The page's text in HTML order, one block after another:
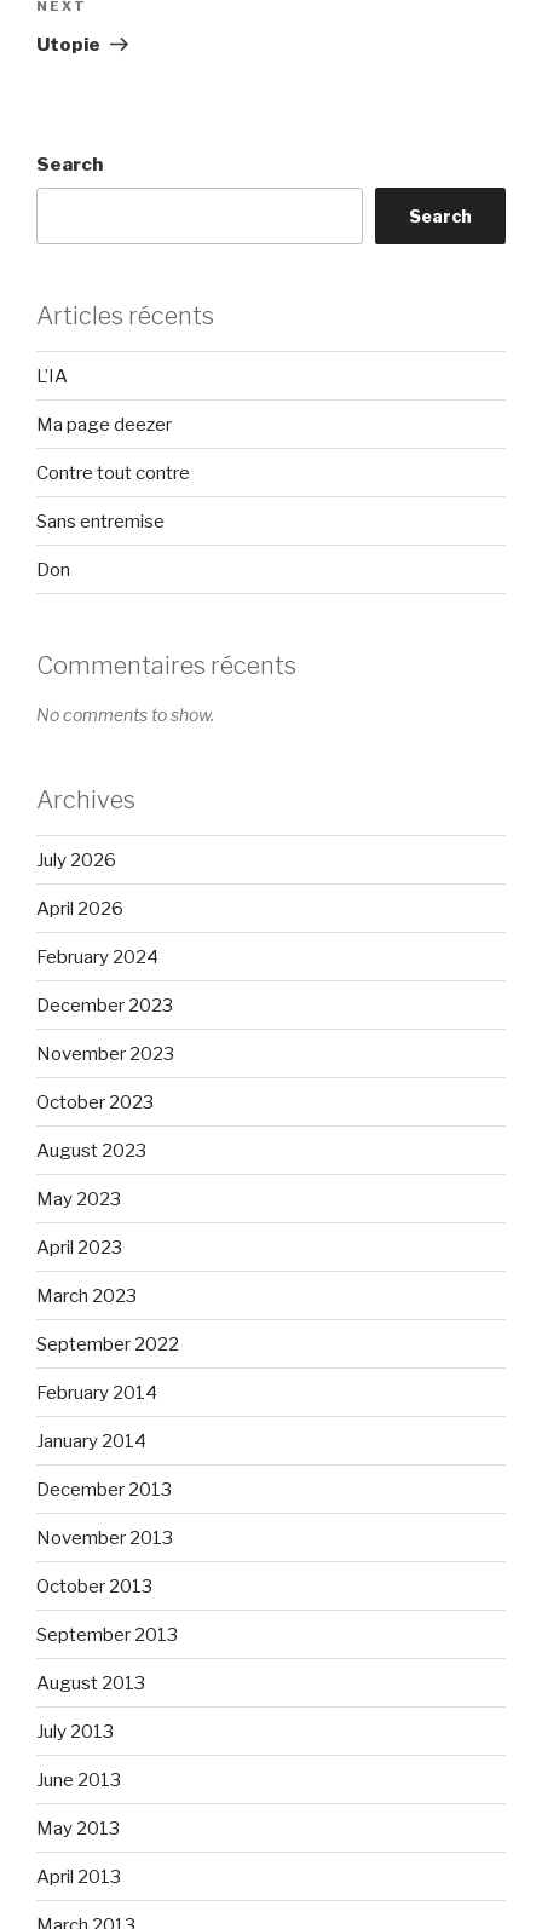
Next
Post
NEXT
Utopie
Search
Search
Articles récents
L’IA
Ma page deezer
Contre tout contre
Sans entremise
Don
Commentaires récents
No comments to show.
Archives
July 2026
April 2026
February 2024
December 2023
November 2023
October 2023
August 2023
May 2023
April 2023
March 2023
September 2022
February 2014
January 2014
December 2013
November 2013
October 2013
September 2013
August 2013
July 2013
June 2013
May 2013
April 2013